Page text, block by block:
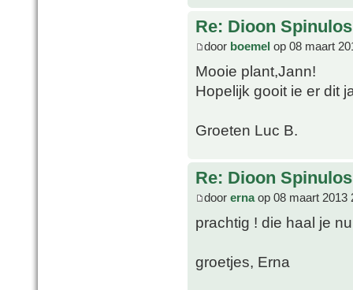
Re: Dioon
door boemel op 08 maart
Mooie plant,Jann!
Hopelijk gooit ie er dit
Groeten Luc B.
Re: Dioon
door ernaop 08 maart 2013
prachtig ! die haal je
groetjes, Erna